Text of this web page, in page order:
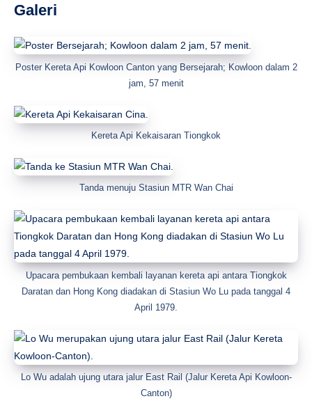
Galeri
Poster Kereta Api Kowloon Canton yang Bersejarah; Kowloon dalam 2
jam, 57 menit
Kereta Api Kekaisaran Tiongkok
Tanda menuju Stasiun MTR Wan Chai
Upacara pembukaan kembali layanan kereta api antara Tiongkok
Daratan dan Hong Kong diadakan di Stasiun Wo Lu pada tanggal 4
April 1979.
Lo Wu adalah ujung utara jalur East Rail (Jalur Kereta Api Kowloon-
Canton)